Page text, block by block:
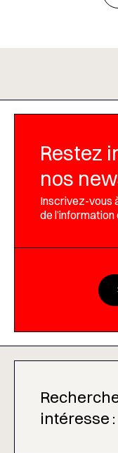
Restez
nos
Inscrivez-vous
de
intéresse :